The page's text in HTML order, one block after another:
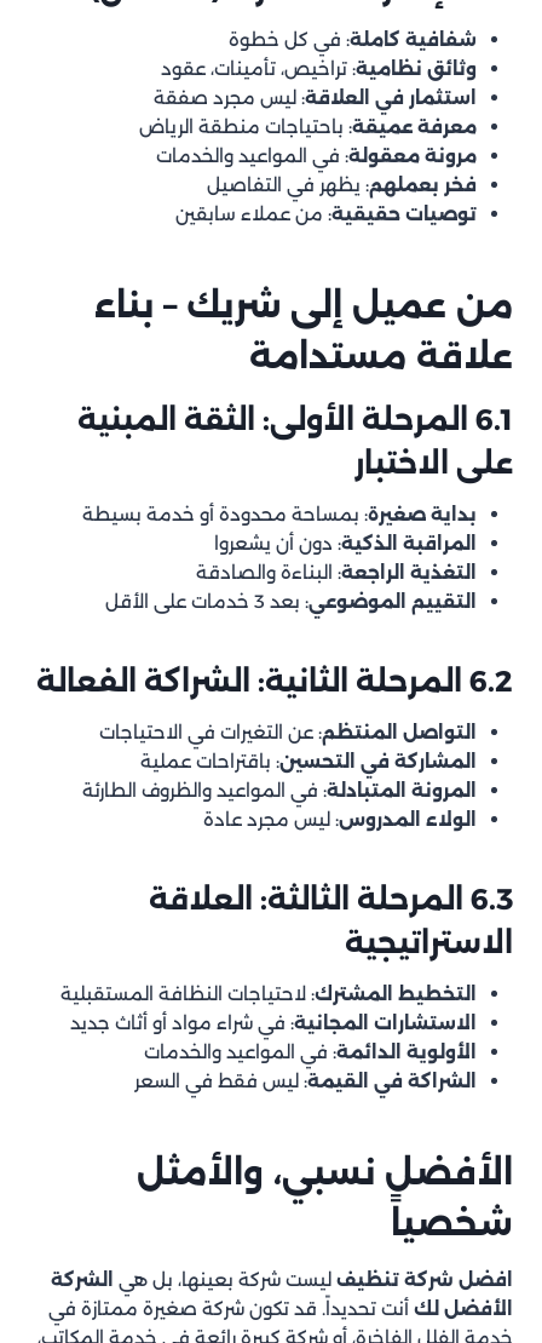
شفافية كاملة: في كل خطوة
وثائق نظامية: تراخيص، تأمينات، عقود
استثمار في العلاقة: ليس مجرد صفقة
معرفة عميقة: باحتياجات منطقة الرياض
مرونة معقولة: في المواعيد والخدمات
فخر بعملهم: يظهر في التفاصيل
توصيات حقيقية: من عملاء سابقين
من عميل إلى شريك – بناء
علاقة مستدامة
6.1 المرحلة الأولى: الثقة المبنية
على الاختبار
بداية صغيرة: بمساحة محدودة أو خدمة بسيطة
المراقبة الذكية: دون أن يشعروا
التغذية الراجعة: البناءة والصادقة
التقييم الموضوعي: بعد 3 خدمات على الأقل
6.2 المرحلة الثانية: الشراكة الفعالة
التواصل المنتظم: عن التغيرات في الاحتياجات
المشاركة في التحسين: باقتراحات عملية
المرونة المتبادلة: في المواعيد والظروف الطارئة
الولاء المدروس: ليس مجرد عادة
6.3 المرحلة الثالثة: العلاقة
الاستراتيجية
التخطيط المشترك: لاحتياجات النظافة المستقبلية
الاستشارات المجانية: في شراء مواد أو أثاث جديد
الأولوية الدائمة: في المواعيد والخدمات
الشراكة في القيمة: ليس فقط في السعر
الأفضل نسبي، والأمثل
شخصياً
افضل شركة تنظيف ليست شركة بعينها، بل هي الشركة
الأفضل لك أنت تحديداً. قد تكون شركة صغيرة ممتازة في
خدمة الفلل الفاخرة، أو شركة كبيرة رائعة في خدمة المكاتب،